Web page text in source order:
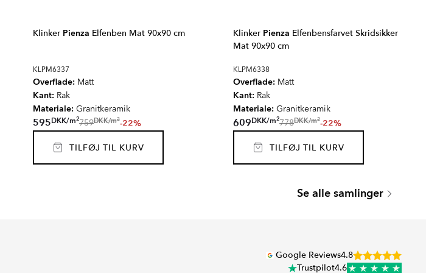
Klinker Pienza Elfenben Mat 90x90 cm
KLPM6337
Overflade: Matt
Kant: Rak
Materiale: Granitkeramik
595DKK/m2759DKK/m2-22%
TILFØJ TIL KURV
Klinker Pienza Elfenbensfarvet Skridsikker
Mat 90x90 cm
KLPM6338
Overflade: Matt
Kant: Rak
Materiale: Granitkeramik
609DKK/m2778DKK/m2-22%
TILFØJ TIL KURV
Se alle samlinger
Google Reviews4.8
Trustpilot4.6